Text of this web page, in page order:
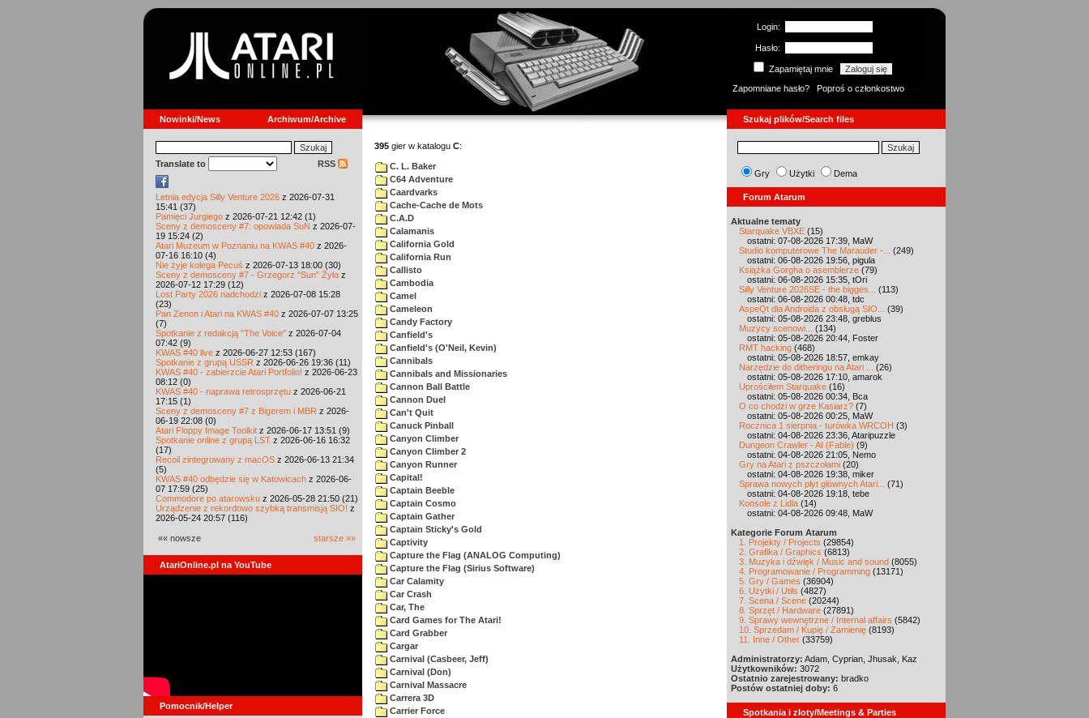
Login:
Hasło:
Zapamiętaj mnie
Zapomniane hasło?
Poproś o członkostwo
Nowinki/News Archiwum/Archive Szukaj plików/Search files
Translate to RSS
Letnia edycja Silly Venture 2026 z 2026-07-31
15:41 (37)
Pamięci Jurgiego z 2026-07-21 12:42 (1)
Sceny z demosceny #7: opowiada SuN z 2026-07-
19 15:24 (2)
Atari Muzeum w Poznaniu na KWAS #40 z 2026-
07-16 16:10 (4)
Nie żyje kolega Pecuś z 2026-07-13 18:00 (30)
Sceny z demosceny #7 - Grzegorz "Sun" Żyła z
2026-07-12 17:29 (12)
Lost Party 2026 nadchodzi z 2026-07-08 15:28
(23)
Pan Zenon i Atari na KWAS #40 z 2026-07-07 13:25
(7)
Spotkanie z redakcją "The Voice" z 2026-07-04
07:42 (9)
KWAS #40 live z 2026-06-27 12:53 (167)
Spotkanie z grupą USSR z 2026-06-26 19:36 (11)
KWAS #40 - zabierzcie Atari Portfolio! z 2026-06-23
08:12 (0)
KWAS #40 - naprawa retrosprzętu z 2026-06-21
17:15 (1)
Sceny z demosceny #7 z Bigerem i MBR z 2026-
06-19 22:08 (0)
Atari Floppy Image Toolkit z 2026-06-17 13:51 (9)
Spotkanie online z grupą LST z 2026-06-16 16:32
(17)
Recoil zintegrowany z macOS z 2026-06-13 21:34
(5)
KWAS #40 odbędzie się w Katowicach z 2026-06-
07 17:59 (25)
Commodore po atarowsku z 2026-05-28 21:50 (21)
Urządzenie z rekordowo szybką transmisją SIO! z
2026-05-24 20:57 (116)
«« nowsze starsze »»
AtariOnline.pl na YouTube
Pomocnik/Helper
395 gier w katalogu C:
C. L. Baker
C64 Adventure
Caardvarks
Cache-Cache de Mots
C.A.D
Calamanis
California Gold
California Run
Callisto
Cambodia
Camel
Cameleon
Candy Factory
Canfield's
Canfield's (O'Neil, Kevin)
Cannibals
Cannibals and Missionaries
Cannon Ball Battle
Cannon Duel
Can't Quit
Canuck Pinball
Canyon Climber
Canyon Climber 2
Canyon Runner
Capital!
Captain Beeble
Captain Cosmo
Captain Gather
Captain Sticky's Gold
Captivity
Capture the Flag (ANALOG Computing)
Capture the Flag (Sirius Software)
Car Calamity
Car Crash
Car, The
Card Games for The Atari!
Card Grabber
Cargar
Carnival (Casbeer, Jeff)
Carnival (Don)
Carnival Massacre
Carrera 3D
Carrier Force
Gry Użytki Dema
Forum Atarum
Aktualne tematy
Starquake VBXE (15)
ostatni: 07-08-2026 17:39, MaW
Studio komputerowe The Marauder -...
(249)
ostatni: 06-08-2026 19:56, pigula
Książka Gorgha o asemblerze (79)
ostatni: 06-08-2026 15:35, tOri
Silly Venture 2026SE - the bigges...
(113)
ostatni: 06-08-2026 00:48, tdc
AspeQt dla Androida z obsługą SIO...
(39)
ostatni: 05-08-2026 23:48, greblus
Muzycy scenowi...
(134)
ostatni: 05-08-2026 20:44, Foster
RMT hacking (468)
ostatni: 05-08-2026 18:57, emkay
Narzędzie do ditheringu na Atari ...
(26)
ostatni: 05-08-2026 17:10, amarok
Uprościłem Starquake (16)
ostatni: 05-08-2026 00:34, Bca
O co chodzi w grze Kasiarz? (7)
ostatni: 05-08-2026 00:25, MaW
Rocznica 1 sierpnia - turówka WRCOH (3)
ostatni: 04-08-2026 23:36, Ataripuzzle
Dungeon Crawler - AI (Fable) (9)
ostatni: 04-08-2026 21:05, Nemo
Gry na Atari z pszczołami (20)
ostatni: 04-08-2026 19:38, miker
Sprawa nowych płyt głównych Atari...
(71)
ostatni: 04-08-2026 19:18, tebe
Konsole z Lidla (14)
ostatni: 04-08-2026 09:48, MaW
Kategorie Forum Atarum
1. Projekty / Projects (29854)
2. Grafika / Graphics (6813)
3. Muzyka i dźwięk / Music and sound (8055)
4. Programowanie / Programming (13171)
5. Gry / Games (36904)
6. Użytki / Utils (4827)
7. Scena / Scene (20244)
8. Sprzęt / Hardware (27891)
9. Sprawy wewnętrzne / Internal affairs (5842)
10. Sprzedam / Kupię / Zamienię (8193)
11. Inne / Other (33759)
Administratorzy: Adam, Cyprian, Jhusak, Kaz
Użytkowników: 3072
Ostatnio zarejestrowany: bradko
Postów ostatniej doby: 6
Spotkania i zloty/Meetings & Parties